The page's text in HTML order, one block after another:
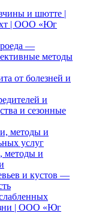
и шютте |
| ООО «Юг
—
методы
от болезней и
и
и сезонные
методы и
услуг
методы и
и кустов —
| ООО «Юг